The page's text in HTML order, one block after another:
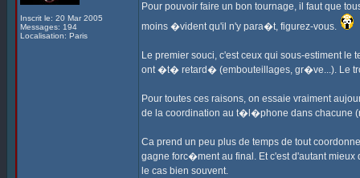
Inscrit le: 20 Mar 2005
Messages: 194
Localisation: Paris
Pour pouvoir faire un bon tournage, il faut que
moins �vident qu'il n'y para�t, figurez-vous.
Le premier souci, c'est ceux qui sous-estiment
ont �t� retard� (embouteillages, gr�ve...). Le
Pour toutes ces raisons, on essaie vraiment
de la coordination au t�l�phone dans chacune
Ca prend un peu plus de temps de tout
gagne forc�ment au final. Et c'est d'autant
le cas bien souvent.